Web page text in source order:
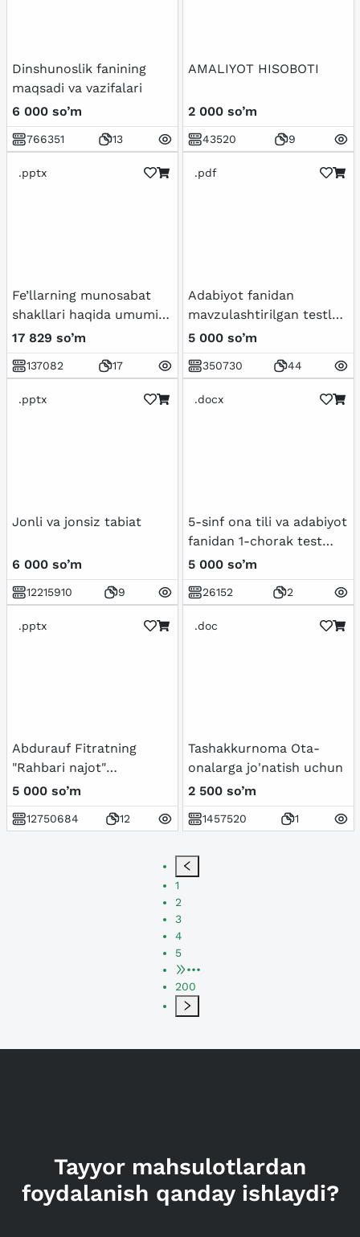
Dinshunoslik fanining
maqsadi va vazifalari
6 000 so’m
766351 13
AMALIYOT HISOBOTI
2 000 so’m
43520 9
.pptx
Fe’llarning munosabat
shakllari haqida umumiy
tushuncha va
qo’llanmalar.
17 829 so’m
137082 17
.pdf
Adabiyot fanidan
mavzulashtirilgan testlar
7-sinf / Javoblari bilan
5 000 so’m
350730 44
.pptx
Jonli va jonsiz tabiat
6 000 so’m
12215910 9
.docx
5-sinf ona tili va adabiyot
fanidan 1-chorak test
topshiriqlari javoblari
bilan.
5 000 so’m
26152 2
.pptx
Abdurauf Fitratning
"Rahbari najot"
risolasidagi "Baxtsiz
odamlarning ikki
toifasi"ga oid qarashlari
5 000 so’m
12750684 12
.doc
Tashakkurnoma Ota-
onalarga jo'natish uchun
2 500 so’m
1457520 1
1
2
3
4
5
•••
200
Tayyor mahsulotlardan
foydalanish qanday ishlaydi?